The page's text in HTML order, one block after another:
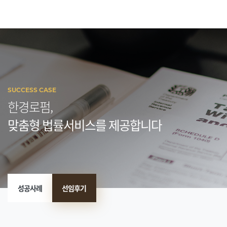
SUCCESS CASE
한경로펌,
맞춤형 법률서비스를 제공합니다
성공사례 선임후기